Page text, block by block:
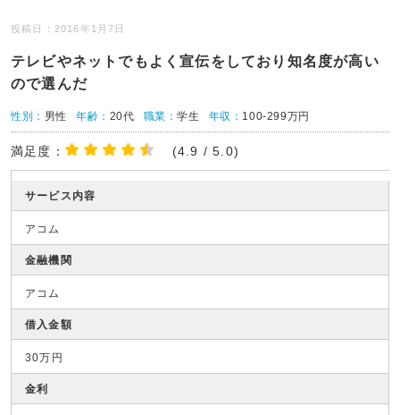
投稿日：2016年1月7日
テレビやネットでもよく宣伝をしており知名度が高い
ので選んだ
性別： 男性 年齢： 20代 職業：学生 年収： 100-299万円
満足度： (4.9 / 5.0)
サービス内容
アコム
金融機関
アコム
借入金額
30万円
金利